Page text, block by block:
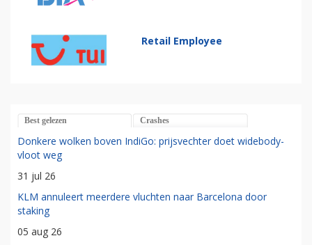
Retail Employee
Best gelezen Crashes
Donkere wolken boven IndiGo: prijsvechter doet widebody-
vloot weg
31 jul 26
KLM annuleert meerdere vluchten naar Barcelona door
staking
05 aug 26